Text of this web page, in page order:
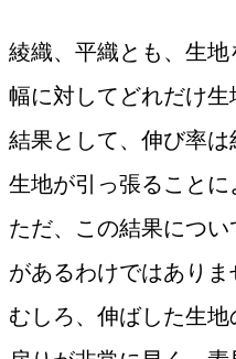
綾織、平織とも、生
幅に対してどれだけ
結果として、伸び率
生地が引っ張ること
ただ、この結果につ
があるわけではありま
むしろ、伸ばした生